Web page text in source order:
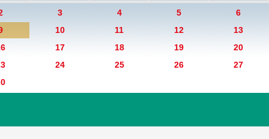
3 4 5
6
10 11 12
13
17 18 19
20
24 25 26
27